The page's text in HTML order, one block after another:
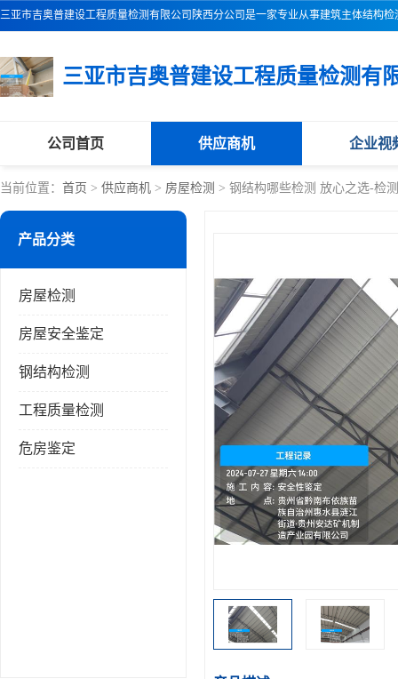
公司首页 供应商机 企业视
当前位置： 首页 > 供应商机 > 房屋检测 > 钢结构哪些检测 放心之选-检
产品分类
房屋检测
房屋安全鉴定
钢结构检测
工程质量检测
危房鉴定